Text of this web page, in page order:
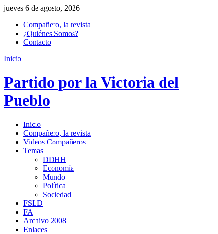
jueves 6 de agosto, 2026
Compañero, la revista
¿Quiénes Somos?
Contacto
Inicio
Partido por la Victoria del
Pueblo
Inicio
Compañero, la revista
Videos Compañeros
Temas
DDHH
Economía
Mundo
Política
Sociedad
FSLD
FA
Archivo 2008
Enlaces